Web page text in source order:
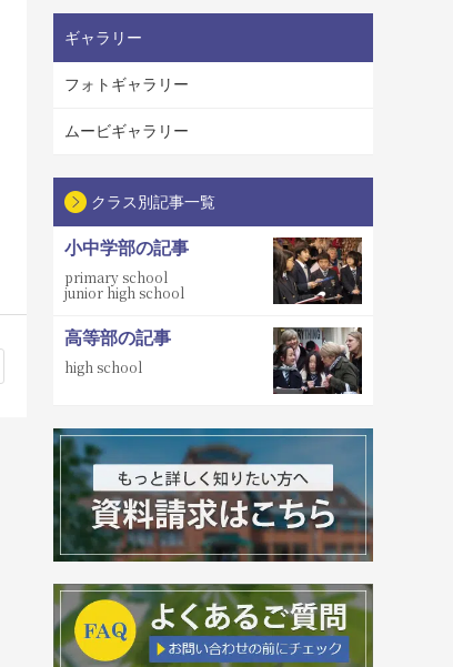
ギャラリー
フォトギャラリー
ムービギャラリー
クラス別記事一覧
小中学部の記事
primary school
junior high school
高等部の記事
high school